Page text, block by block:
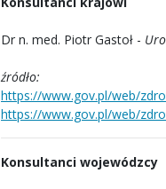
Dr n. med. Piotr Gastoł -
źródło:
https://www.gov.pl/web/
https://www.gov.pl/web/
Konsultanci wojewódzcy